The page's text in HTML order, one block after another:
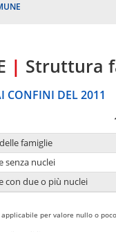
| Struttura
CONFINI DEL 2011
famiglie
senza nuclei
con due o più nuclei
per valore nullo o